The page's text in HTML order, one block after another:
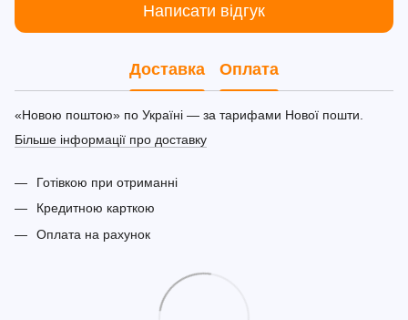
Написати відгук
Доставка Оплата
«Новою поштою» по Україні — за тарифами Нової пошти.
Більше інформації про доставку
Готівкою при отриманні
Кредитною карткою
Оплата на рахунок